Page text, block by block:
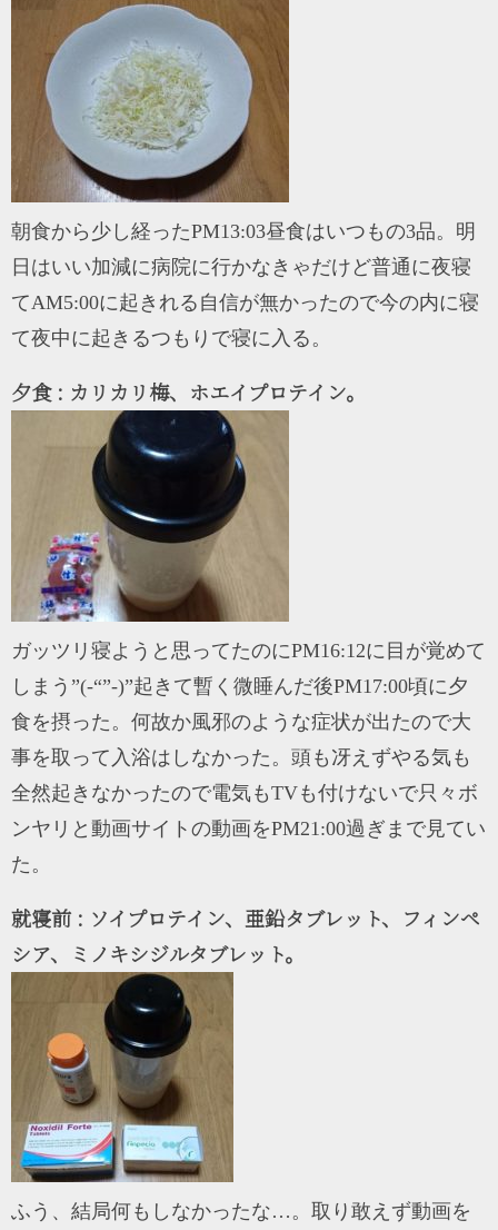
朝食から少し経ったPM13:03昼食はいつもの3品。明
日はいい加減に病院に行かなきゃだけど普通に夜寝
てAM5:00に起きれる自信が無かったので今の内に寝
て夜中に起きるつもりで寝に入る。
夕食 : カリカリ梅、ホエイプロテイン。
ガッツリ寝ようと思ってたのにPM16:12に目が覚めて
しまう”(-“”-)”起きて暫く微睡んだ後PM17:00頃に夕
食を摂った。何故か風邪のような症状が出たので大
事を取って入浴はしなかった。頭も冴えずやる気も
全然起きなかったので電気もTVも付けないで只々ボ
ンヤリと動画サイトの動画をPM21:00過ぎまで見てい
た。
就寝前 : ソイプロテイン、亜鉛タブレット、フィンペ
シア、ミノキシジルタブレット。
ふう、結局何もしなかったな…。取り敢えず動画を